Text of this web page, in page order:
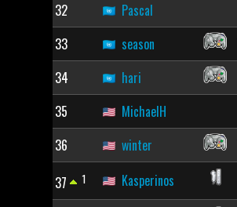
32
Pascal
33
season
34
hari
35
MichaelH
36
winter
37 1 Kasperinos